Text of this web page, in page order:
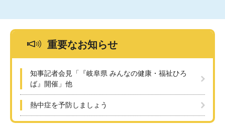
重要なお知らせ
知事記者会見「『岐阜県 みんなの健康・福祉ひろ
ば』開催」他
熱中症を予防しましょう